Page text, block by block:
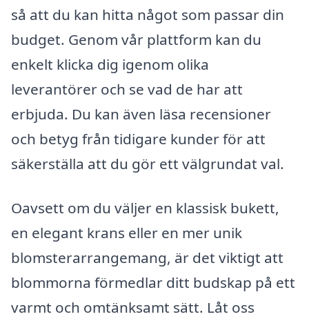
så att du kan hitta något som passar din
budget. Genom vår plattform kan du
enkelt klicka dig igenom olika
leverantörer och se vad de har att
erbjuda. Du kan även läsa recensioner
och betyg från tidigare kunder för att
säkerställa att du gör ett välgrundat val.
Oavsett om du väljer en klassisk bukett,
en elegant krans eller en mer unik
blomsterarrangemang, är det viktigt att
blommorna förmedlar ditt budskap på ett
varmt och omtänksamt sätt. Låt oss